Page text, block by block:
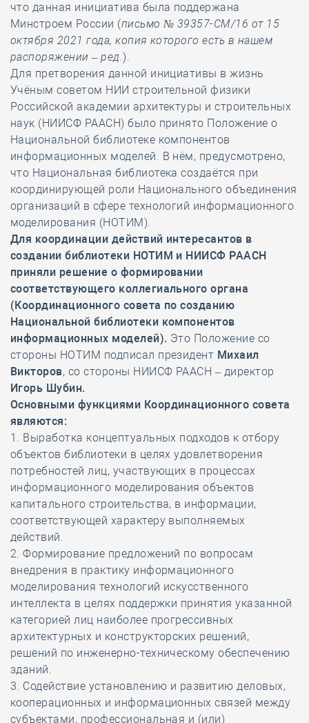
что данная инициатива была поддержана
Минстроем России (письмо № 39357-СМ/16 от 15
октября 2021 года, копия которого есть в нашем
распоряжении – ред.).
Для претворения данной инициативы в жизнь
Учёным советом НИИ строительной физики
Российской академии архитектуры и строительных
наук (НИИСФ РААСН) было принято Положение о
Национальной библиотеке компонентов
информационных моделей. В нём, предусмотрено,
что Национальная библиотека создаётся при
координирующей роли Национального объединения
организаций в сфере технологий информационного
моделирования (НОТИМ).
Для координации действий интересантов в
создании библиотеки НОТИМ и НИИСФ РААСН
приняли решение о формировании
соответствующего коллегиального органа
(Координационного совета по созданию
Национальной библиотеки компонентов
информационных моделей). Это Положение со
стороны НОТИМ подписал президент Михаил
Викторов, со стороны НИИСФ РААСН – директор
Игорь Шубин.
Основными функциями Координационного совета
являются:
1. Выработка концептуальных подходов к отбору
объектов библиотеки в целях удовлетворения
потребностей лиц, участвующих в процессах
информационного моделирования объектов
капитального строительства, в информации,
соответствующей характеру выполняемых
действий.
2. Формирование предложений по вопросам
внедрения в практику информационного
моделирования технологий искусственного
интеллекта в целях поддержки принятия указанной
категорией лиц наиболее прогрессивных
архитектурных и конструкторских решений,
решений по инженерно-техническому обеспечению
зданий.
3. Содействие установлению и развитию деловых,
кооперационных и информационных связей между
субъектами, профессиональная и (или)